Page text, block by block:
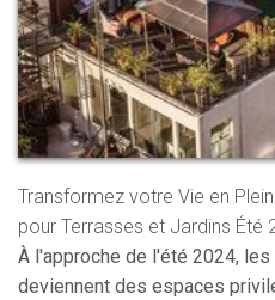
Transformez votre Vie en
pour Terrasses et Jardins Été
À l'approche de l'été 2024,
deviennent des espaces